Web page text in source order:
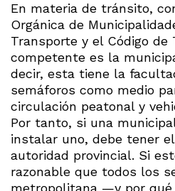
En materia de tránsito,
Orgánica de
Transporte y el Código
competente es la
decir, esta tiene la
semáforos como medio
circulación peatonal y
Por tanto, si una
instalar uno, debe tener
autoridad provincial. Si
razonable que todos los
metropolitana —y por